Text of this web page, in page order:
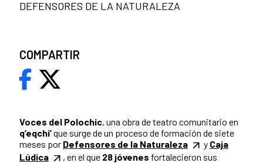
Voces del Polochic, una obra de teatro comunitario en
q’eqchi’que surge de un proceso de formación de siete
meses por Defensores de la Naturaleza y Caja
Lúdica
, en el que 28 jóvenes fortalecieron sus
DEFENSORES DE LA NATURALEZA
COMPARTIR